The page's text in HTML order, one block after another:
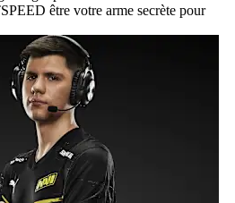
être votre arme secrète pour